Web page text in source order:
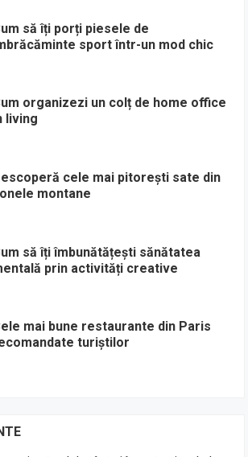
să îți porți piesele de
sport într-un mod chic
organizezi un colț de home office
living
cele mai pitorești sate din
montane
să îți îmbunătățești sănătatea
prin activități creative
mai bune restaurante din Paris
turiștilor